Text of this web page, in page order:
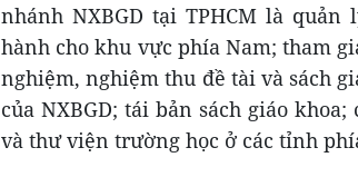
nhánh NXBGD tại TPHCM là
hành cho khu vực phía Nam; tham
nghiệm, nghiệm thu đề tài và sách
của NXBGD; tái bản sách giáo
và thư viện trường học ở các tỉnh